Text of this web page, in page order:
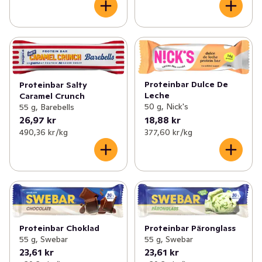
Proteinbar Salty
Caramel Crunch
55 g, Barebells
26,97 kr
490,36 kr /kg
Proteinbar Dulce De
Leche
50 g, Nick's
18,88 kr
377,60 kr /kg
Proteinbar Choklad
55 g, Swebar
23,61 kr
Proteinbar Päronglass
55 g, Swebar
23,61 kr